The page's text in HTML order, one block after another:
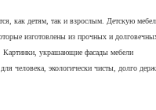
как детям, так и взрослым. Детскую
изготовлены из прочных и
украшающие фасады мебели
человека, экологически чисты, долго